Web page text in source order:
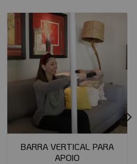
BARRA VERTICAL PARA
APOIO